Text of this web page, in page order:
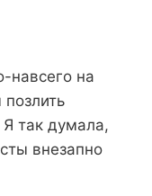
навсего на
так думала,
внезапно